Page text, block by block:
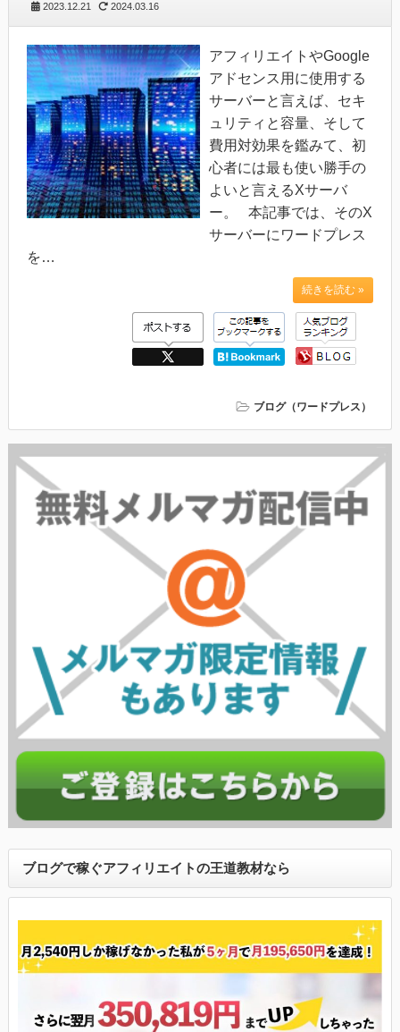
2023.12.21 2024.03.16
アフィリエイトやGoogle
アドセンス用に使用する
サーバーと言えば、セキ
ュリティと容量、そして
費用対効果を鑑みて、初
心者には最も使い勝手の
よいと言えるXサーバ
ー。 本記事では、そのX
サーバーにワードプレス
を…
続きを読む »
ブログ（ワードプレス）
ブログで稼ぐアフィリエイトの王道教材なら